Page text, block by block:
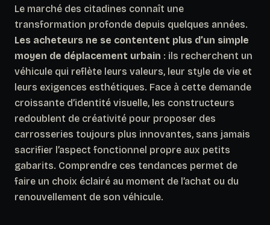
Le marché des citadines connaît une
transformation profonde depuis quelques années.
Les acheteurs ne se contentent plus d’un simple
moyen de déplacement urbain : ils recherchent un
véhicule qui reflète leurs valeurs, leur style de vie et
leurs exigences esthétiques. Face à cette demande
croissante d’identité visuelle, les constructeurs
redoublent de créativité pour proposer des
carrosseries toujours plus innovantes, sans jamais
sacrifier l’aspect fonctionnel propre aux petits
gabarits. Comprendre ces tendances permet de
faire un choix éclairé au moment de l’achat ou du
renouvellement de son véhicule.